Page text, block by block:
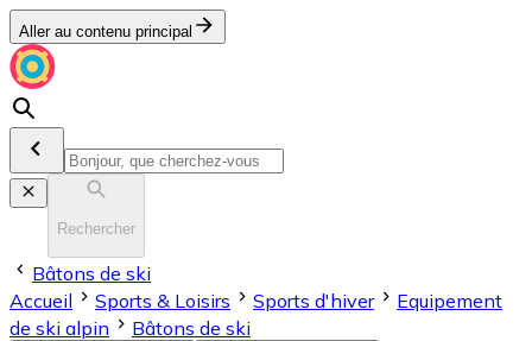
Aller au contenu principal
Rechercher
Bâtons de ski
Accueil
Sports & Loisirs Sports d'hiver
Equipement
de ski alpin
Bâtons de ski